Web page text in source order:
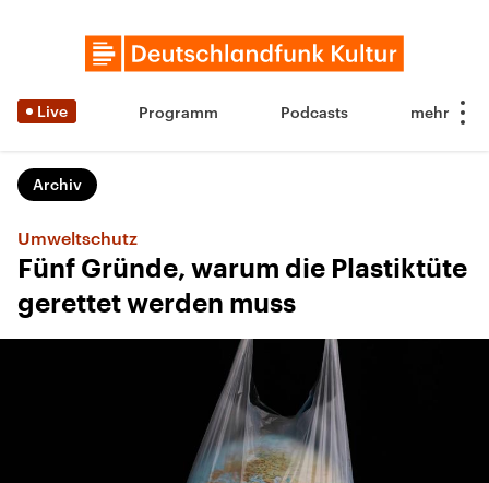
Live Programm Podcasts
Archiv
Umweltschutz
Fünf Gründe, warum die Plastiktüte
gerettet werden muss